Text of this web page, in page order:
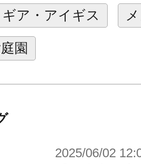
い合わせ窓口
ア・アイギス
園
2025/06/02